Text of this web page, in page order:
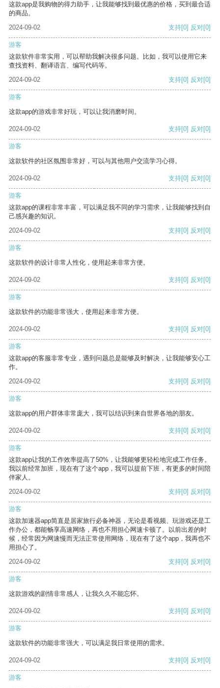
这款app是我购物的得力助手，让我能够找到最优惠的价格，买到最合适
的商品。
2024-09-02
支持[0] 反对[0]
游客
这款软件非常实用，可以帮助我解决很多问题。比如，我可以使用它来
查找资料、翻译语言、编写代码等。
2024-09-02
支持[0] 反对[0]
游客
这款app的游戏非常好玩，可以让我消磨时间。
2024-09-02 支持[0] 反对[0]
游客
这款软件的社区氛围非常好，可以与其他用户交流学习心得。
2024-09-02 支持[0] 反对[0]
游客
这款app的课程非常丰富，可以满足我不同的学习需求，让我能够找到自
己感兴趣的知识。
2024-09-02
支持[0] 反对[0]
游客
这款软件的设计非常人性化，使用起来非常方便。
2024-09-02 支持[0] 反对[0]
游客
这款软件的功能非常强大，使用起来非常方便。
2024-09-02 支持[0] 反对[0]
游客
这款app的客服非常专业，遇到问题总是能够及时解决，让我能够安心工
作。
2024-09-02
支持[0] 反对[0]
游客
这款app的用户群体非常庞大，我可以结识到来自世界各地的朋友。
2024-09-02 支持[0] 反对[0]
游客
这款app让我的工作效率提高了50%，让我能够更轻松地完成工作任务。
我以前经常加班，现在有了这个app，我可以提前下班，有更多的时间陪
伴家人。
2024-09-02
支持[0] 反对[0]
游客
这款加速器app简直是居家旅行必备神器，无论是看视频、玩游戏还是工
作办公，都能畅享高速网络，再也不用担心网速卡顿了。以前出差的时
候，经常因为网速慢而无法正常使用网络，现在有了这个app，我再也不
用担心了。
2024-09-02
支持[0] 反对[0]
游客
这款游戏的剧情非常感人，让我久久不能忘怀。
2024-09-02 支持[0] 反对[0]
游客
这款软件的功能非常强大，可以满足我日常使用的需求。
2024-09-02 支持[0] 反对[0]
游客